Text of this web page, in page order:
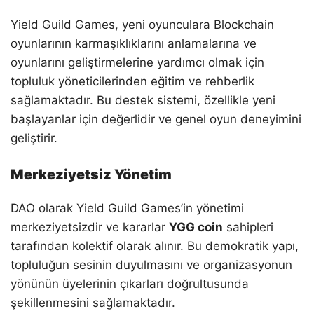
Yield Guild Games, yeni oyunculara Blockchain
oyunlarının karmaşıklıklarını anlamalarına ve
oyunlarını geliştirmelerine yardımcı olmak için
topluluk yöneticilerinden eğitim ve rehberlik
sağlamaktadır. Bu destek sistemi, özellikle yeni
başlayanlar için değerlidir ve genel oyun deneyimini
geliştirir.
Merkeziyetsiz Yönetim
DAO olarak Yield Guild Games’in yönetimi
merkeziyetsizdir ve kararlar YGG coin sahipleri
tarafından kolektif olarak alınır. Bu demokratik yapı,
topluluğun sesinin duyulmasını ve organizasyonun
yönünün üyelerinin çıkarları doğrultusunda
şekillenmesini sağlamaktadır.